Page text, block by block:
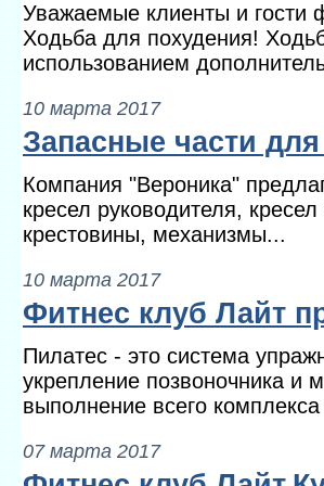
Уважаемые клиенты и гости
Ходьба для похудения!
использованием
10 марта 2017
Запасные части
Компания "Вероника"
кресел руководителя,
крестовины, механизмы...
10 марта 2017
Фитнес клуб Лайт
Пилатес - это система
укрепление позвоночника и
выполнение всего
07 марта 2017